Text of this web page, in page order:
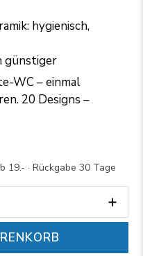
hygienisch,
günstiger
WC – einmal
20 Designs –
19.- · Rückgabe 30 Tage